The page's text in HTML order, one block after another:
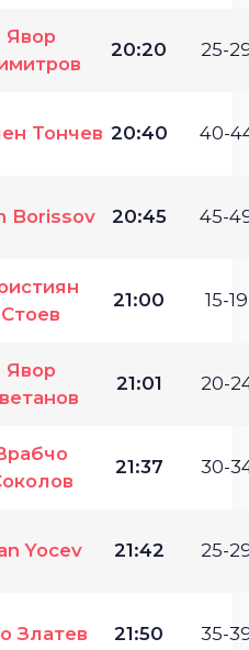
Явор
20:20 25-
Тончев 20:40 40-
Borissov 20:45 45-
Стоев
21:00 15-
Явор
21:01 20-
21:37 30-
Yocev 21:42 25-
Златев 21:50 35-